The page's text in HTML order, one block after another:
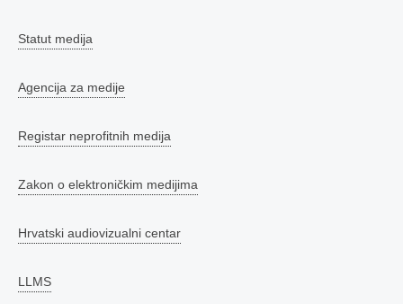
Statut medija
Agencija za medije
Registar neprofitnih medija
Zakon o elektroničkim medijima
Hrvatski audiovizualni centar
LLMS